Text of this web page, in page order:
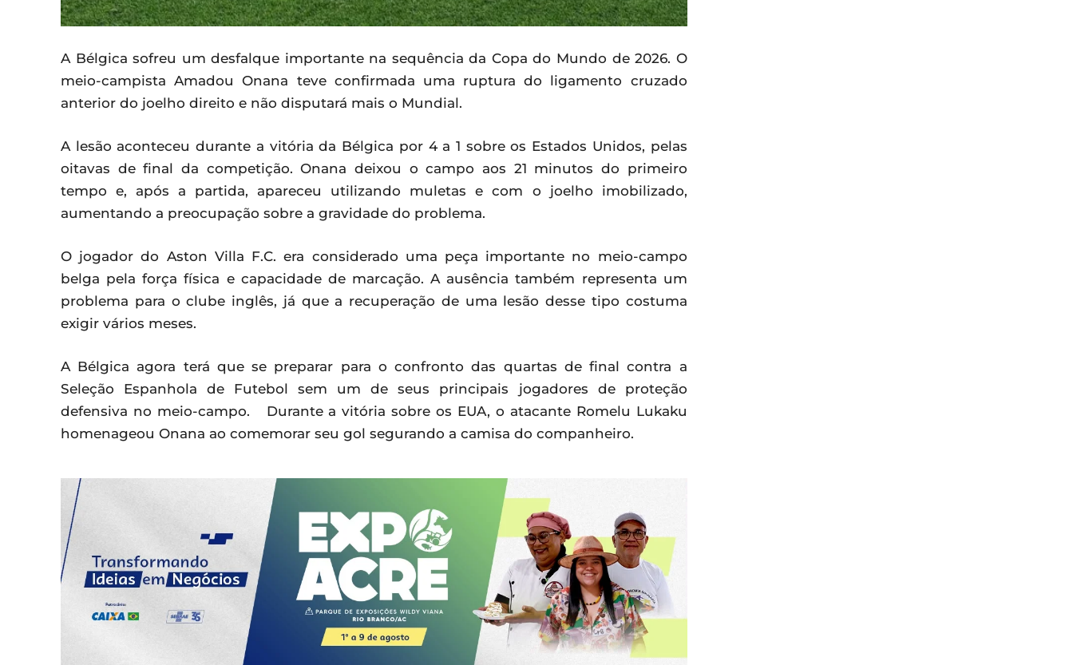
A Bélgica sofreu um desfalque importante na sequência da Copa do Mundo de 2026. O
meio-campista Amadou Onana teve confirmada uma ruptura do ligamento cruzado
anterior do joelho direito e não disputará mais o Mundial.
A lesão aconteceu durante a vitória da Bélgica por 4 a 1 sobre os Estados Unidos, pelas
oitavas de final da competição. Onana deixou o campo aos 21 minutos do primeiro
tempo e, após a partida, apareceu utilizando muletas e com o joelho imobilizado,
aumentando a preocupação sobre a gravidade do problema.
O jogador do Aston Villa F.C. era considerado uma peça importante no meio-campo
belga pela força física e capacidade de marcação. A ausência também representa um
problema para o clube inglês, já que a recuperação de uma lesão desse tipo costuma
exigir vários meses.
A Bélgica agora terá que se preparar para o confronto das quartas de final contra a
Seleção Espanhola de Futebol sem um de seus principais jogadores de proteção
defensiva no meio-campo. Durante a vitória sobre os EUA, o atacante Romelu Lukaku
homenageou Onana ao comemorar seu gol segurando a camisa do companheiro.